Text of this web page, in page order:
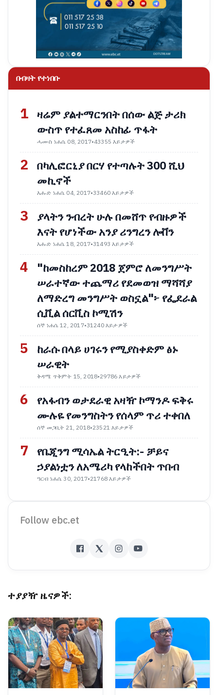
በብዛት የተነበቡ
1 ዛሬም ያልተማርንበት በሰው ልጅ ታሪክ
ውስጥ የተፈጸመ አስከፊ ጥፋት
ሓሙስ ነሐሴ 08, 2017•43355 እይታዎች
2 በካሊፎርኒያ በርሃ የተጣሉት 300 ሺህ
መኪኖች
እሑድ ነሐሴ 04, 2017•33460 እይታዎች
3
ያላትን ንብረት ሁሉ በመሸጥ የብዙዎች
እናት የሆነችው አንያ ሪንግረን ሎቨን
እሑድ ነሐሴ 18, 2017•31493 እይታዎች
4
"ከመስከረም 2018 ጀምሮ ለመንግሥት
ሠራተኛው ተጨማሪ የደመወዝ ማሻሻያ
ለማድረግ መንግሥት ወስኗል"፦ የፌደራል
ሲቪል ሰርቪስ ኮሚሽን
ሰኞ ነሐሴ 12, 2017•31240 እይታዎች
5
ከራሱ በላይ ሀገሩን የሚያስቀድም ፅኑ
ሠራዊት
ቅዳሜ ጥቅምት 15, 2018•29786 እይታዎች
6
የአፋብን ወታደራዊ አዛዥ ኮማንዶ ፍቅሩ
ሙሉዬ የመንግስትን የሰላም ጥሪ ተቀበለ
ሰኞ መጋቢት 21, 2018•23521 እይታዎች
7
የቤጂንግ ሚሳኤል ትርዒት:- ቻይና
ኃያልነቷን ለአሜሪካ የላከችበት ጥበብ
ዓርብ ነሐሴ 30, 2017•21768 እይታዎች
Follow ebc.et
ተያያዥ ዜናዎች: